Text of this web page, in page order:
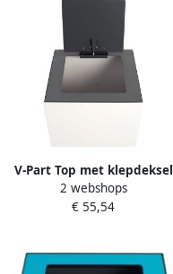
V-Part Top met klepdeksel
voor modulaire
afvalscheidingsunit 90 liter
2 webshops
€ 55,54